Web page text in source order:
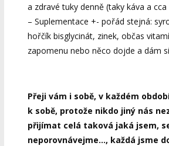
a zdravé tuky denně (taky káva a
– Suplementace +- pořád stejná:
hořčík bisglycinát, zinek, občas
zapomenu nebo něco dojde a dám
Přeji vám i sobě, v každém
k sobě, protože nikdo jiný nás
přijímat celá taková jaká jsem,
neporovnávejme…, každá jsme